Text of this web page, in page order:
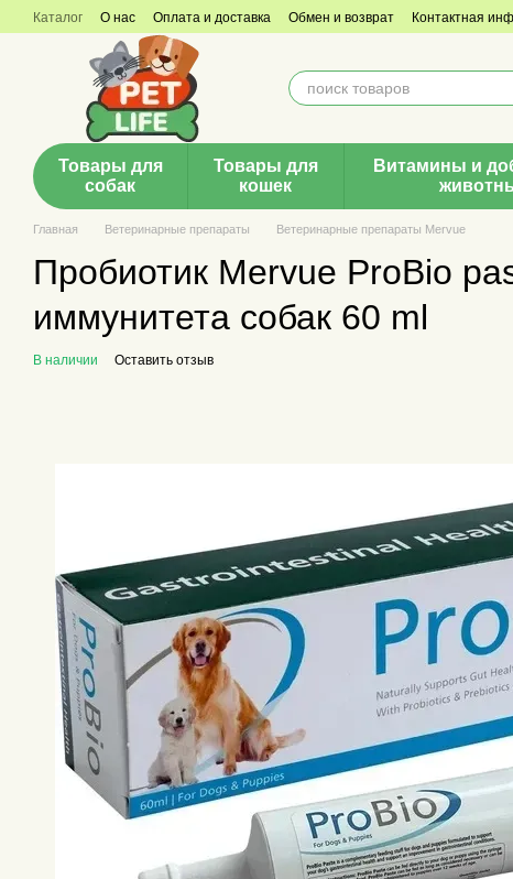
Перейти к основному контенту
Каталог О нас Оплата и доставка Обмен и возврат Контактная
Товары для
собак
Товары для
кошек
Витамины и
Главная Ветеринарные препараты Ветеринарные препараты Mervue
Пробиотик Mervue ProBio
иммунитета собак 60 ml
В наличии Оставить отзыв